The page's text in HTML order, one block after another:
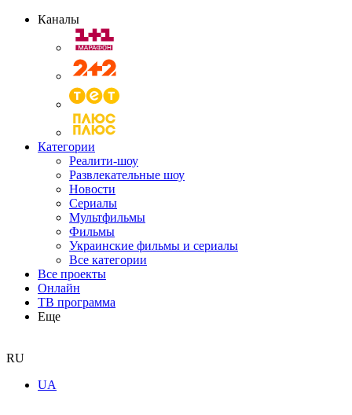
Каналы
Категории
Реалити-шоу
Развлекательные шоу
Новости
Сериалы
Мультфильмы
Фильмы
Украинские фильмы и сериалы
Все категории
Все проекты
Онлайн
ТВ программа
Еще
RU
UA